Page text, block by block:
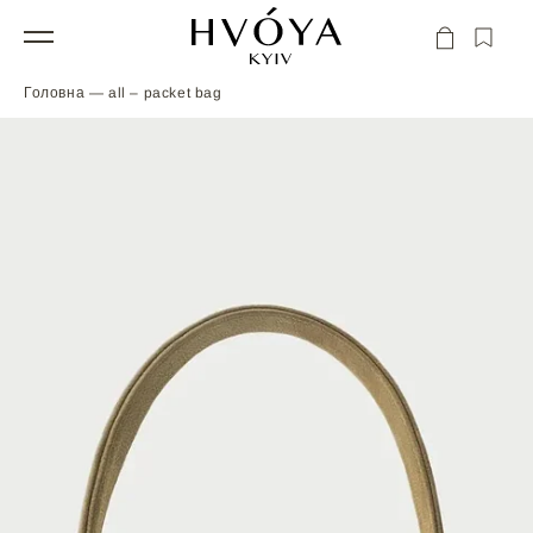
до
вмісту
Кошик
Головна —all‒ packet bag
ІНДИВІДУАЛЬНЕ ЗАМОВЛЕННЯ
ПОВІДОМИТИ ПРО НАДХОДЖЕННЯ
ВЕРХ – НУБУК
ПРЕДСТАВЛЕНА ЩЕ У 2018 РОЦІ, PACKET ПОВЕРТАЄТЬСЯ У
НОВІЙ РЕДАКЦІЇ — ЩЕ ЗРУЧНІША, МІСТКІША Й ПРОДУМАНІША.